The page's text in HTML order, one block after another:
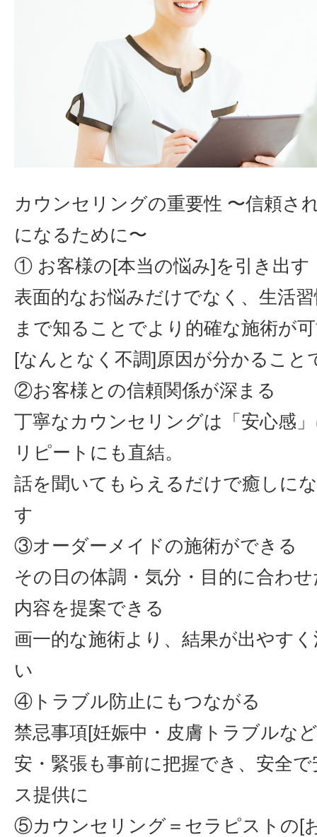
カウンセリングの重要性 〜信頼さ
になるために〜
① お客様の[本当の悩み]を引き出す
表面的なお悩みだけでなく、生活
まで知ることでより的確な施術が
[なんとなく不調]原因が分かること
②お客様との信頼関係が深まる
丁寧なカウンセリングは「安心感
リピートにも直結。
話を聞いてもらえるだけで癒しに
す
③オーダーメイドの施術ができる
その日の体調・気分・目的に合わ
内容を提案できる
画一的な施術より、結果が出やす
い
④トラブル防止にもつながる
禁忌事項[妊娠中・皮膚トラブルな
安・緊張も事前に把握でき、安全
ス提供に
⑤カウンセリング＝セラピストの[